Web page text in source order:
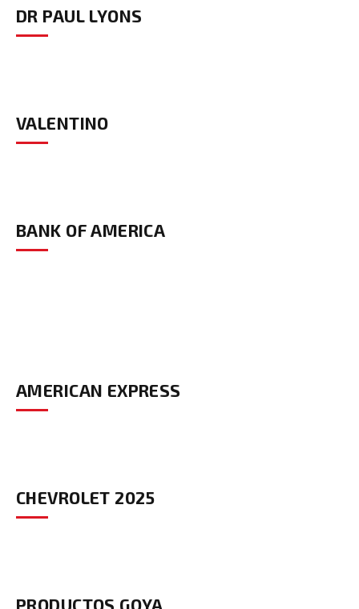
DR PAUL LYONS
VALENTINO
BANK OF AMERICA
AMERICAN EXPRESS
CHEVROLET 2025
PRODUCTOS GOYA